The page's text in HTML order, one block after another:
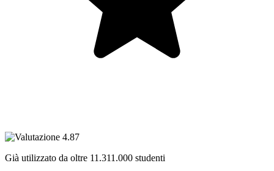
Già utilizzato da oltre 11.311.000 studenti